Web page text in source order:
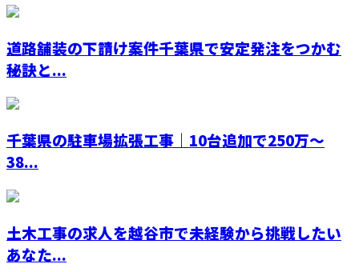
道路舗装の下請け案件千葉県で安定発注をつかむ
秘訣と...
千葉県の駐車場拡張工事｜10台追加で250万〜
38...
土木工事の求人を越谷市で未経験から挑戦したい
あなた...